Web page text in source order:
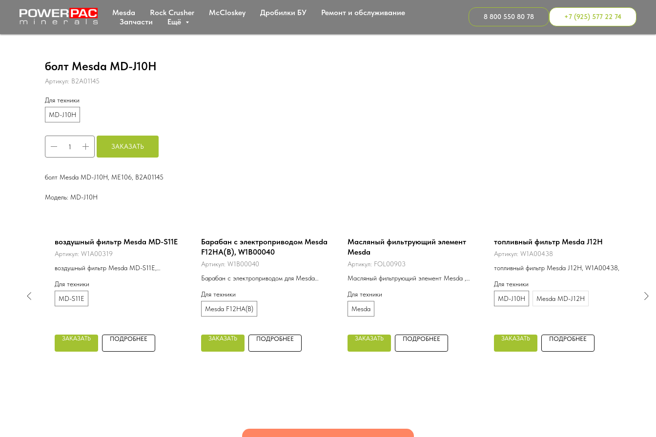
Mesda Rock Crusher МcСloskey Дробилки БУ
Ремонт и обслуживание
Запчасти
Ещё
8 800 550 80 78 +7 (925) 577 22 74
болт Mesda MD-J10H
Артикул: B2A01145
Для техники
MD-J10H
ЗАКАЗАТЬ
болт Mesda MD-J10H, ME106, B2A01145
Модель: MD-J10H
воздушный фильтр Mesda MD-S11E
Артикул: W1A00319
воздушный фильтр Mesda MD-S11E,
W1A00319
Для техники
MD-S11E
ЗАКАЗАТЬ ПОДРОБНЕЕ
Барабан с электроприводом Mesda
F12HA(B), W1B00040
Артикул: W1B00040
Барабан с электроприводом для Mesda
320 А=710
Для техники
Mesda F12HA(B)
ЗАКАЗАТЬ ПОДРОБНЕЕ
Масляный фильтрующий элемент
Mesda
Артикул: FOL00903
Масляный фильтрующий элемент Mesda ,
Для техники
Mesda
ЗАКАЗАТЬ ПОДРОБНЕЕ
топливный фильтр Mesda J12H
Артикул: W1A00438
топливный фильтр Mesda J12H, W1A00438,
Для техники
MD-J10H
Mesda MD-J12H
ЗАКАЗАТЬ ПОДРОБНЕЕ